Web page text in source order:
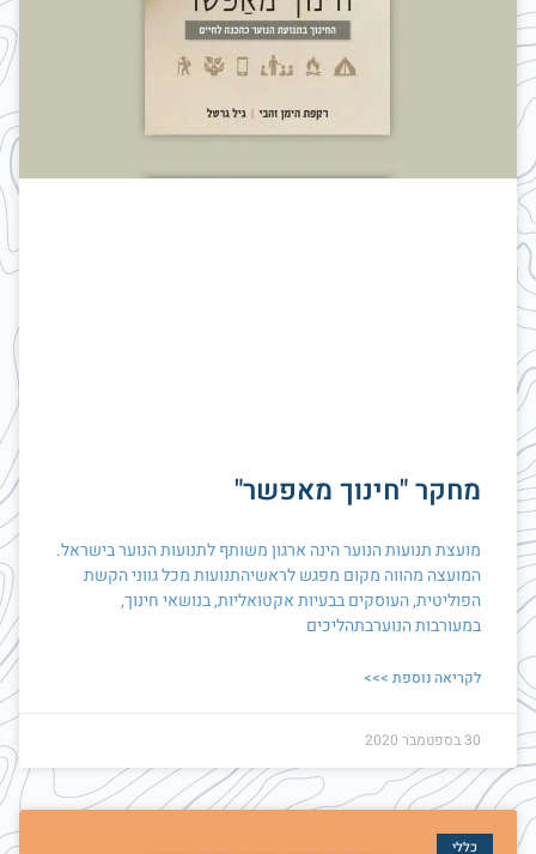
מחקר "חינוך מאפשר"
מועצת תנועות הנוער הינה ארגון משותף לתנועות הנוער בישראל.
המועצה מהווה מקום מפגש לראשיהתנועות מכל גווני הקשת
הפוליטית, העוסקים בבעיות אקטואליות, בנושאי חינוך,
במעורבות הנוערבתהליכים
לקריאה נוספת >>>
30 בספטמבר 2020
כללי